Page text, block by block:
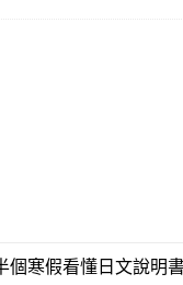
寒假看懂日文說明書